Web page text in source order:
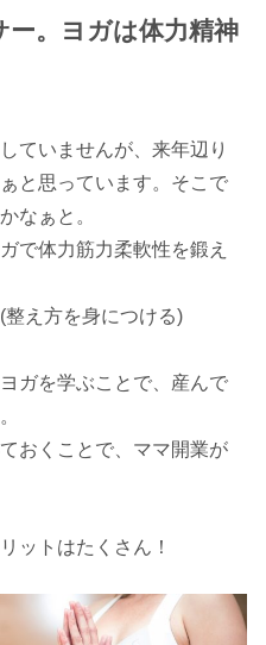
。ヨガは体力精神
ていませんが、来年辺り
と思っています。そこで
なぁと。
で体力筋力柔軟性を鍛え
整え方を身につける)
ガを学ぶことで、産んで
おくことで、ママ開業が
ットはたくさん！